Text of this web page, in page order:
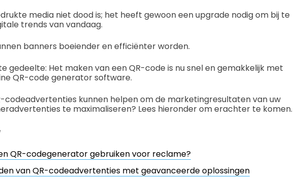
media niet dood is; het heeft gewoon een upgrade nodig om bij te
trends van vandaag.
banners boeiender en efficiënter worden.
gedeelte: Het maken van een QR-code is nu snel en gemakkelijk met
QR-code generator software.
codeadvertenties kunnen helpen om de marketingresultaten van uw
te maximaliseren? Lees hieronder om erachter te komen.
QR-codegenerator gebruiken voor reclame?
van QR-codeadvertenties met geavanceerde oplossingen